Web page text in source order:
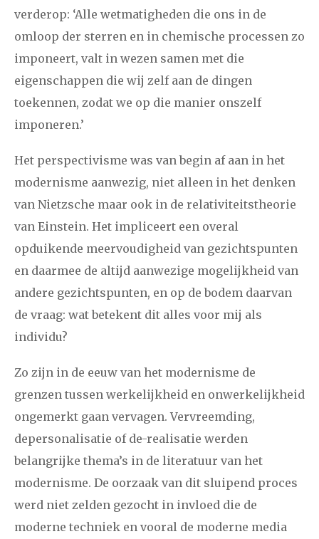
verderop: ‘Alle wetmatigheden die ons in de
omloop der sterren en in chemische processen zo
imponeert, valt in wezen samen met die
eigenschappen die wij zelf aan de dingen
toekennen, zodat we op die manier onszelf
imponeren.’
Het perspectivisme was van begin af aan in het
modernisme aanwezig, niet alleen in het denken
van Nietzsche maar ook in de relativiteitstheorie
van Einstein. Het impliceert een overal
opduikende meervoudigheid van gezichtspunten
en daarmee de altijd aanwezige mogelijkheid van
andere gezichtspunten, en op de bodem daarvan
de vraag: wat betekent dit alles voor mij als
individu?
Zo zijn in de eeuw van het modernisme de
grenzen tussen werkelijkheid en onwerkelijkheid
ongemerkt gaan vervagen. Vervreemding,
depersonalisatie of de-realisatie werden
belangrijke thema’s in de literatuur van het
modernisme. De oorzaak van dit sluipend proces
werd niet zelden gezocht in invloed die de
moderne techniek en vooral de moderne media